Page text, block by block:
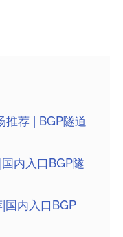
推荐 | BGP隧道
内入口BGP隧
国内入口BGP